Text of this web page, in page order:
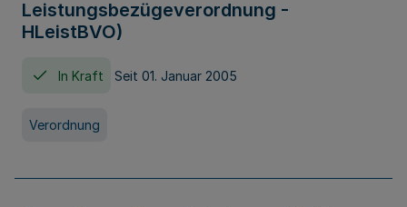
Leistungsbezügeverordnung -
HLeistBVO)
In Kraft Seit 01. Januar 2005
Verordnung